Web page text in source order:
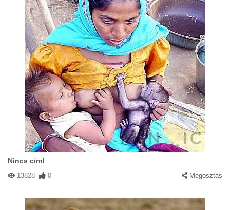
#1252 Varró Tibor|2002-11-19 00:00:00| Válasz
Az örökbefogadás jó!
#1172 Molnár Noémi|2002-11-18 00:00:00| Válasz
Pöpec a cúc!!!!!!!!!!!!!!!!!!!!
Nincs cím!
13828 0 Megosztás